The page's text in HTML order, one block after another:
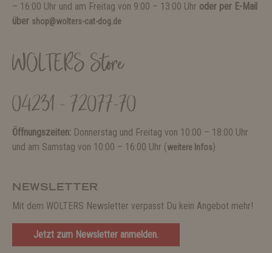
– 16:00 Uhr und am Freitag von 9:00 – 13:00 Uhr oder per E-Mail
über shop@wolters-cat-dog.de
WOLTERS Store
04231 - 72077-70
Öffnungszeiten: Donnerstag und Freitag von 10:00 – 18:00 Uhr
und am Samstag von 10:00 – 16:00 Uhr (weitere Infos)
NEWSLETTER
Mit dem WOLTERS Newsletter verpasst Du kein Angebot mehr!
Jetzt zum Newsletter anmelden.